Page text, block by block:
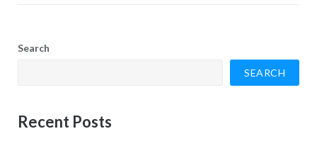
Search
SEARCH
Recent Posts